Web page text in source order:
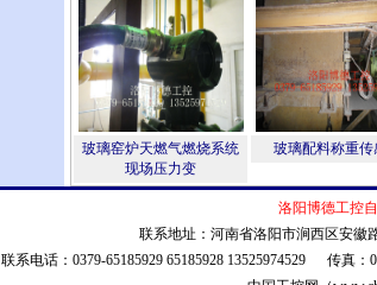
玻璃窑炉天燃气燃烧系统
现场压力变
玻璃配料称重传
洛阳博德工控
联系地址：河南省洛阳市涧西区安
联系电话：0379-65185929 65185928 13525974529 传真